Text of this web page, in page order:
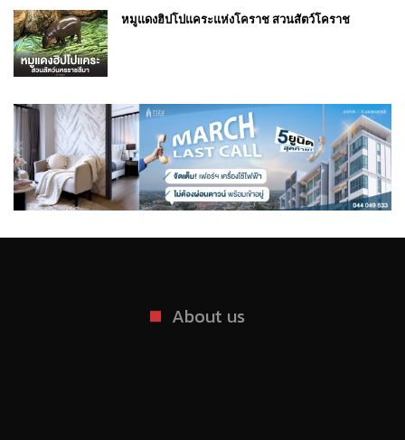
หมูแดงฮิปโปแคระแห่งโคราช สวนสัตว์โคราช
About us